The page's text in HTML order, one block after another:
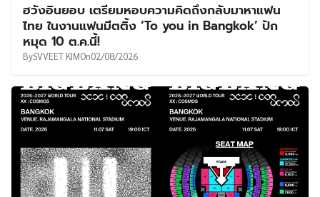
ฮวังอินยอบ เตรียมหอบความคิดถึงกลับมาหาแฟน
ไทย ในงานแฟนมีตติ้ง ‘To you in Bangkok’ ปัก
หมุด 10 ต.ค.นี้!
BySVVEET KIMOn02/08/2026